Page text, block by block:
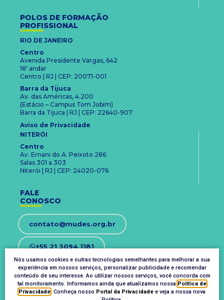
POLOS DE FORMAÇÃO
PROFISSIONAL
RIO DE JANEIRO
Centro
Avenida Presidente Vargas, 642
16º andar
Centro | RJ | CEP: 20071-001
Barra da Tijuca
Av. das Américas, 4.200
(Estácio – Campus Tom Jobim)
Barra da Tijuca | RJ | CEP: 22640-907
Aviso de Privacidade
NITERÓI
Centro
Av. Ernani do A. Peixoto 286
Salas 301 a 303
Niterói | RJ | CEP: 24020-076
FALE
CONOSCO
contato@mudes.org.br
+55 21 3094 1181
OUVIDORIA
ouvidoria@mudes.org.br
Nós usamos cookies e outras tecnologias semelhantes para melhorar a sua
experiência em nossos serviços, personalizar publicidade e recomendar
conteúdo de seu interesse. Ao utilizar nossos serviços, você concorda com
tal monitoramento. Informamos ainda que atualizamos nossa Política de
Privacidade . Conheça nosso Portal da Privacidade e veja a nossa nova